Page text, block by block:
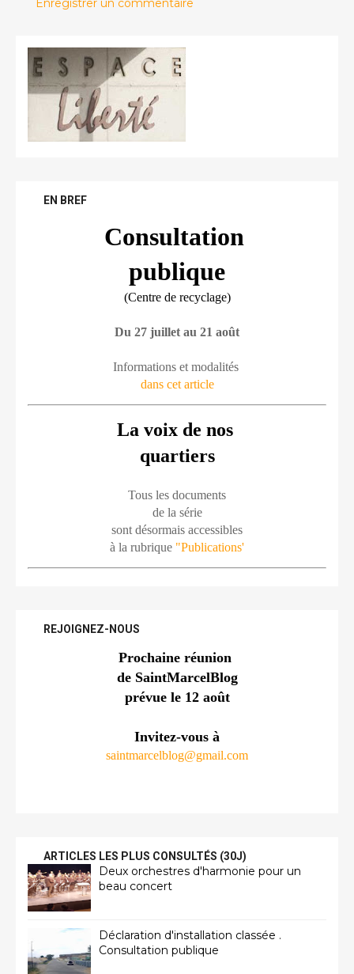
EN BREF
Consultation
publique
(Centre de recyclage)
Du 27 juillet au 21 août
Informations et modalités
dans cet article
La voix de nos
quartiers
Tous les documents
de la série
sont désormais accessibles
à la rubrique "Publications'
REJOIGNEZ-NOUS
Prochaine réunion
de SaintMarcelBlog
prévue le 12 août
Invitez-vous à
saintmarcelblog@gmail.com
ARTICLES LES PLUS CONSULTÉS (30J)
Deux orchestres d'harmonie pour un
beau concert
Déclaration d'installation classée .
Consultation publique